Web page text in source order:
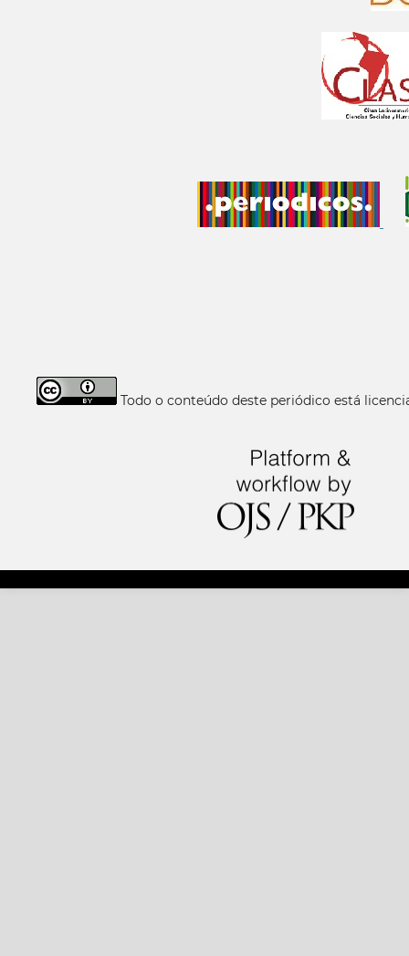
Todo o conteúdo deste periódico está